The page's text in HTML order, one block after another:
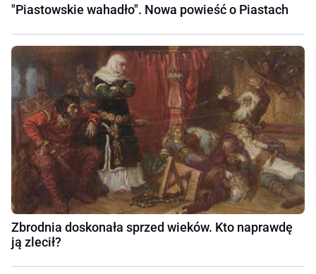
"Piastowskie wahadło". Nowa powieść o Piastach
Zbrodnia doskonała sprzed wieków. Kto naprawdę
ją zlecił?